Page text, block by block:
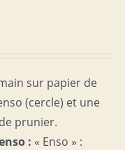
sur papier de
(cercle) et une
prunier.
: « Enso » :